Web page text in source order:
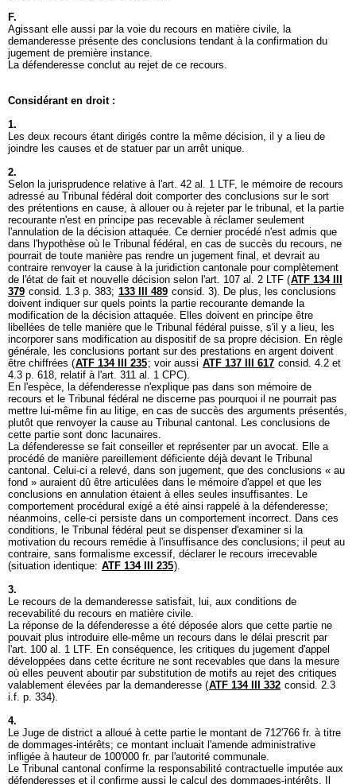
F.
Agissant elle aussi par la voie du recours en matière civile, la
demanderesse présente des conclusions tendant à la confirmation du
jugement de première instance.
La défenderesse conclut au rejet de ce recours.
Considérant en droit :
1.
Les deux recours étant dirigés contre la même décision, il y a lieu de
joindre les causes et de statuer par un arrêt unique.
2.
Selon la jurisprudence relative à l'art. 42 al. 1 LTF, le mémoire de recours
adressé au Tribunal fédéral doit comporter des conclusions sur le sort
des prétentions en cause, à allouer ou à rejeter par le tribunal, et la partie
recourante n'est en principe pas recevable à réclamer seulement
l'annulation de la décision attaquée. Ce dernier procédé n'est admis que
dans l'hypothèse où le Tribunal fédéral, en cas de succès du recours, ne
pourrait de toute manière pas rendre un jugement final, et devrait au
contraire renvoyer la cause à la juridiction cantonale pour complètement
de l'état de fait et nouvelle décision selon l'art. 107 al. 2 LTF (ATF 134 III
379 consid. 1.3 p. 383; 133 III 489 consid. 3). De plus, les conclusions
doivent indiquer sur quels points la partie recourante demande la
modification de la décision attaquée. Elles doivent en principe être
libellées de telle manière que le Tribunal fédéral puisse, s'il y a lieu, les
incorporer sans modification au dispositif de sa propre décision. En règle
générale, les conclusions portant sur des prestations en argent doivent
être chiffrées (ATF 134 III 235; voir aussi ATF 137 III 617 consid. 4.2 et
4.3 p. 618, relatif à l'art. 311 al. 1 CPC).
En l'espèce, la défenderesse n'explique pas dans son mémoire de
recours et le Tribunal fédéral ne discerne pas pourquoi il ne pourrait pas
mettre lui-même fin au litige, en cas de succès des arguments présentés,
plutôt que renvoyer la cause au Tribunal cantonal. Les conclusions de
cette partie sont donc lacunaires.
La défenderesse se fait conseiller et représenter par un avocat. Elle a
procédé de manière pareillement déficiente déjà devant le Tribunal
cantonal. Celui-ci a relevé, dans son jugement, que des conclusions « au
fond » auraient dû être articulées dans le mémoire d'appel et que les
conclusions en annulation étaient à elles seules insuffisantes. Le
comportement procédural exigé a été ainsi rappelé à la défenderesse;
néanmoins, celle-ci persiste dans un comportement incorrect. Dans ces
conditions, le Tribunal fédéral peut se dispenser d'examiner si la
motivation du recours remédie à l'insuffisance des conclusions; il peut au
contraire, sans formalisme excessif, déclarer le recours irrecevable
(situation identique: ATF 134 III 235).
3.
Le recours de la demanderesse satisfait, lui, aux conditions de
recevabilité du recours en matière civile.
La réponse de la défenderesse a été déposée alors que cette partie ne
pouvait plus introduire elle-même un recours dans le délai prescrit par
l'art. 100 al. 1 LTF. En conséquence, les critiques du jugement d'appel
développées dans cette écriture ne sont recevables que dans la mesure
où elles peuvent aboutir par substitution de motifs au rejet des critiques
valablement élevées par la demanderesse (ATF 134 III 332 consid. 2.3
i.f. p. 334).
4.
Le Juge de district a alloué à cette partie le montant de 712'766 fr. à titre
de dommages-intérêts; ce montant incluait l'amende administrative
infligée à hauteur de 100'000 fr. par l'autorité communale.
Le Tribunal cantonal confirme la responsabilité contractuelle imputée aux
défenderesses et il confirme aussi le calcul des dommages-intérêts. Il